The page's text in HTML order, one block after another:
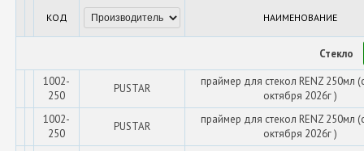
КОД НАИМЕНОВАНИЕ
Стекло
1002-
250
PUSTAR
праймер для стекол RENZ 250мл
октября 2026г )
1002-
250
PUSTAR
праймер для стекол RENZ 250мл
октября 2026г )